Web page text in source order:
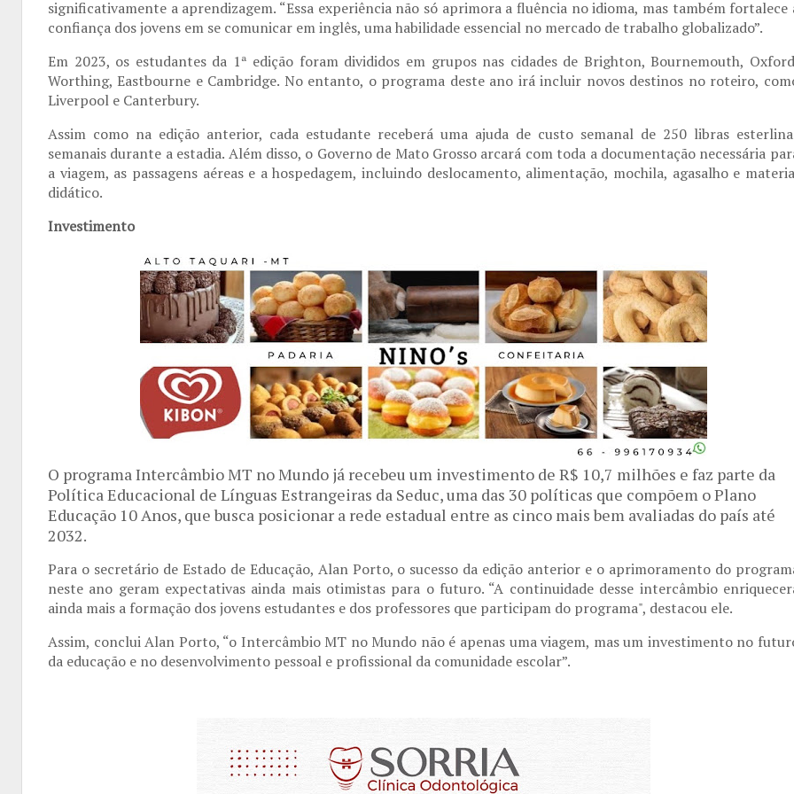
significativamente a aprendizagem. “Essa experiência não só aprimora a fluência no idioma, mas também fortalece
confiança dos jovens em se comunicar em inglês, uma habilidade essencial no mercado de trabalho globalizado”.
Em 2023, os estudantes da 1ª edição foram divididos em grupos nas cidades de Brighton, Bournemouth,
Worthing, Eastbourne e Cambridge. No entanto, o programa deste ano irá incluir novos destinos no roteiro,
Liverpool e Canterbury.
Assim como na edição anterior, cada estudante receberá uma ajuda de custo semanal de 250 libras
semanais durante a estadia. Além disso, o Governo de Mato Grosso arcará com toda a documentação necessária
a viagem, as passagens aéreas e a hospedagem, incluindo deslocamento, alimentação, mochila, agasalho e
didático.
Investimento
O programa Intercâmbio MT no Mundo já recebeu um investimento de R$ 10,7 milhões e faz parte da
Política Educacional de Línguas Estrangeiras da Seduc, uma das 30 políticas que compõem o Plano
Educação 10 Anos, que busca posicionar a rede estadual entre as cinco mais bem avaliadas do país até
2032.
Para o secretário de Estado de Educação, Alan Porto, o sucesso da edição anterior e o aprimoramento do
neste ano geram expectativas ainda mais otimistas para o futuro. “A continuidade desse intercâmbio
ainda mais a formação dos jovens estudantes e dos professores que participam do programa", destacou ele.
Assim, conclui Alan Porto, “o Intercâmbio MT no Mundo não é apenas uma viagem, mas um investimento no
da educação e no desenvolvimento pessoal e profissional da comunidade escolar”.